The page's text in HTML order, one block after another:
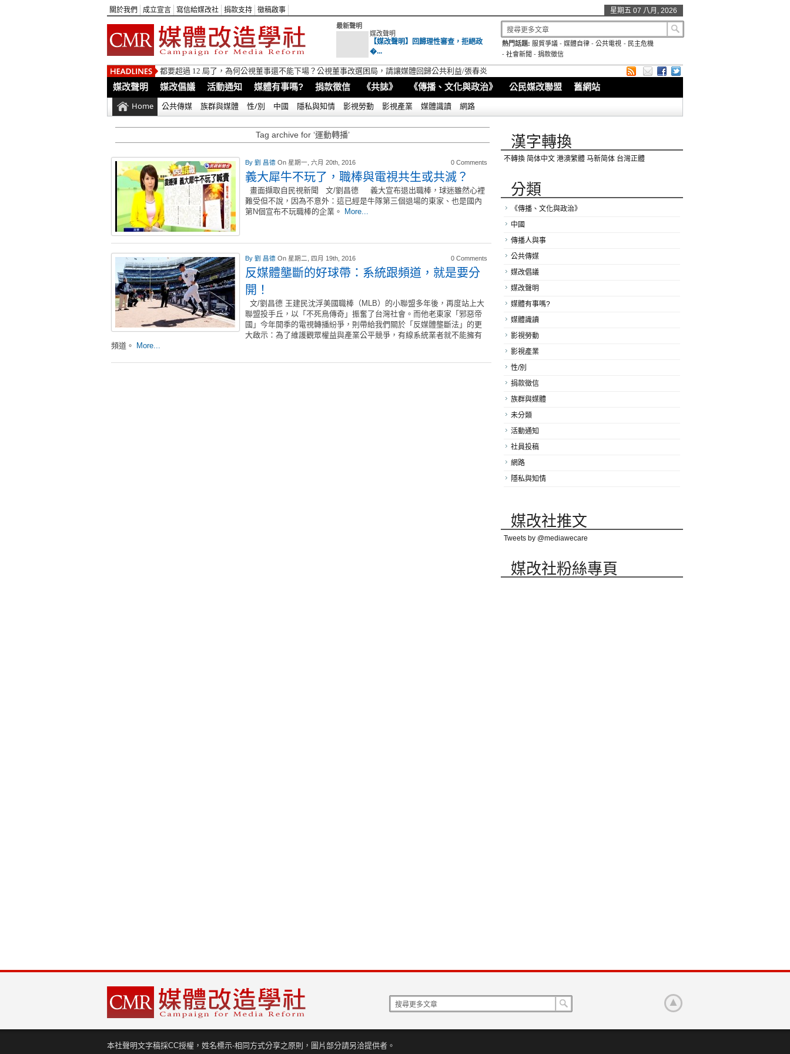
關於我們 成立宣言 寫信給媒改社 捐款支持 徵稿啟事 星期五 07 八月, 2026
最新聲明
媒改聲明
【媒改聲明】回歸理性審查，拒絕政
�...
熱門話題: 服貿爭議 -媒體自律 -公共電視 - 民主危機
- 社會新聞 - 捐款徵信
都要超過 12 局了，為何公視董事還不能下場？公視董事改選困局，請讓媒體回歸公共利益/張春炎
媒改聲明 媒改倡議 活動通知 媒體有事嗎? 捐款徵信 《共誌》 《傳播、文化與政治》 公民媒改聯盟 舊網站
Home 公共傳媒 族群與媒體 性/別 中國 隱私與知情 影視勞動 影視產業 媒體識讀 網路
Tag archive for ‘運動轉播’
By 劉 昌德 On 星期一, 六月 20th, 2016 0 Comments
義大犀牛不玩了，職棒與電視共生或共滅？
畫面擷取自民視新聞 文/劉昌德 義大宣布退出職棒，球迷雖然心裡
難受但不說，因為不意外：這已經是牛隊第三個退場的東家、也是國內
第N個宣布不玩職棒的企業。
More...
By 劉 昌德 On 星期二, 四月 19th, 2016 0 Comments
反媒體壟斷的好球帶：系統跟頻道，就是要分
開！
文/劉昌德 王建民沈浮美國職棒（MLB）的小聯盟多年後，再度站上大
聯盟投手丘，以「不死鳥傳奇」振奮了台灣社會。而他老東家「邪惡帝
國」今年開季的電視轉播紛爭，則帶給我們關於「反媒體壟斷法」的更
大啟示：為了維護觀眾權益與產業公平競爭，有線系統業者就不能擁有
頻道。
More...
漢字轉換
不轉換 简体中文 港澳繁體 马新简体 台灣正體
分類
《傳播、文化與政治》
中國
傳播人與事
公共傳媒
媒改倡議
媒改聲明
媒體有事嗎?
媒體識讀
影視勞動
影視產業
性/別
捐款徵信
族群與媒體
未分類
活動通知
社員投稿
網路
隱私與知情
媒改社推文
Tweets by @mediawecare
媒改社粉絲專頁
本社聲明文字稿採CC授權，姓名標示-相同方式分享之原則，圖片部分請另洽提供者。